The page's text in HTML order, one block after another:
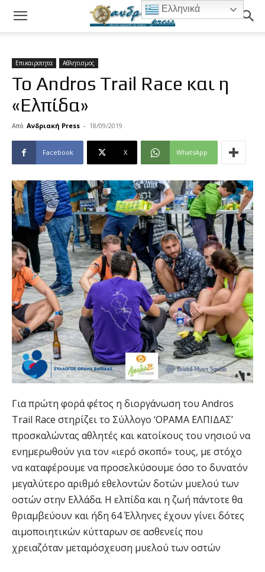
Επικαιροτητα Αθλητισμος
Το Andros Trail Race και η
«Ελπίδα»
Από Ανδριακή Press - 18/09/2019
Facebook X WhatsApp
Για πρώτη φορά φέτος η διοργάνωση του Andros
Trail Race στηρίζει το Σύλλογο ‘ΟΡΑΜΑ ΕΛΠΙΔΑΣ’
προσκαλώντας αθλητές και κατοίκους του νησιού να
ενημερωθούν για τον «ιερό σκοπό» τους, με στόχο
να καταφέρουμε να προσελκύσουμε όσο το δυνατόν
μεγαλύτερο αριθμό εθελοντών δοτών μυελού των
οστών στην Ελλάδα. Η ελπίδα και η ζωή πάντοτε θα
θριαμβεύουν και ήδη 64 Έλληνες έχουν γίνει δότες
αιμοποιητικών κύτταρων σε ασθενείς που
χρειαζόταν μεταμόσχευση μυελού των οστών
Ελληνικά